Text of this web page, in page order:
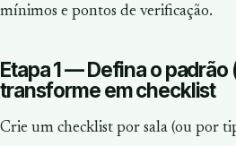
mínimos e pontos de verificação.
Etapa 1 — Defina o padrão
transforme em checklist
Crie um checklist por sala (ou por